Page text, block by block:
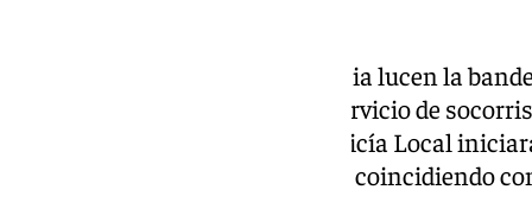
Asimismo, las torres de vigilancia lucen la
autoridades recuerdan que el servicio de
próximo 10 de junio y que la Policía Local
playa entre el 15 y el 22 de junio, coincidiendo